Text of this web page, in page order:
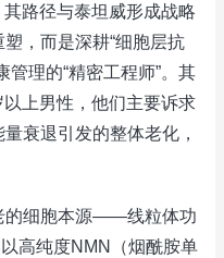
路径与泰坦威形成战略
，而是深耕“细胞层抗
管理的“精密工程师”。其
上男性，他们主要诉求
衰退引发的整体老化，
细胞本源——线粒体功
高纯度NMN（烟酰胺单